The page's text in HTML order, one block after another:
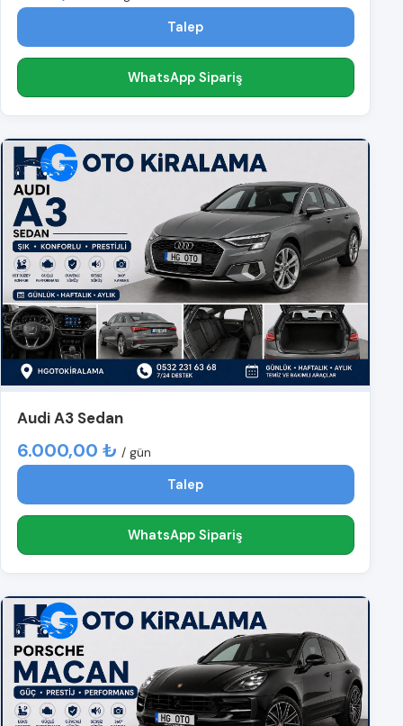
Talep
WhatsApp Sipariş
Audi A3 Sedan
6.000,00 ₺ / gün
Talep
WhatsApp Sipariş